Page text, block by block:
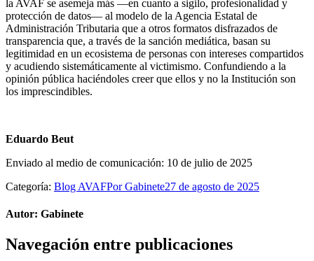
la AVAF se asemeja más —en cuanto a sigilo, profesionalidad y
protección de datos— al modelo de la Agencia Estatal de
Administración Tributaria que a otros formatos disfrazados de
transparencia que, a través de la sanción mediática, basan su
legitimidad en un ecosistema de personas con intereses compartidos
y acudiendo sistemáticamente al victimismo. Confundiendo a la
opinión pública haciéndoles creer que ellos y no la Institución son
los imprescindibles.
Eduardo Beut
Enviado al medio de comunicación: 10 de julio de 2025
Categoría: Blog AVAFPorGabinete27 de agosto de 2025
Autor: Gabinete
Navegación entre publicaciones